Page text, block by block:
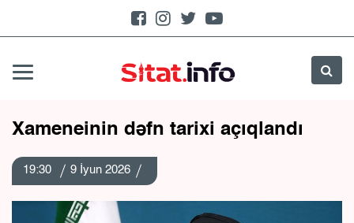
Xameneinin dəfn tarixi açıqlandı
19:30 9 İyun 2026